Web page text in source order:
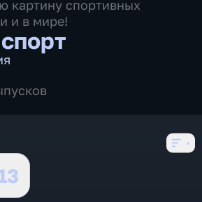
картину спортивных
и в мире!